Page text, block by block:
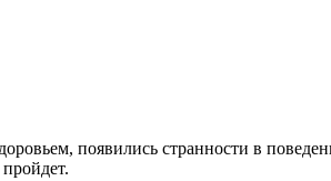
появились странности в